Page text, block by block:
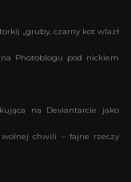
„gruby, czarny kot wlazł
na Photoblogu pod nickiem
na Deviantarcie jako
chwili – fajne rzeczy